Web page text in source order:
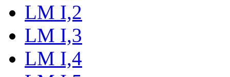
LM I,2
LM I,3
LM I,4